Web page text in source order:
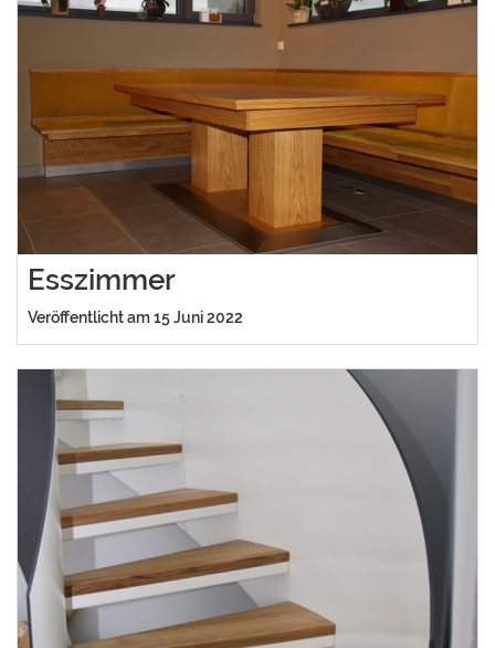
Esszimmer
Veröffentlicht am 15 Juni 2022